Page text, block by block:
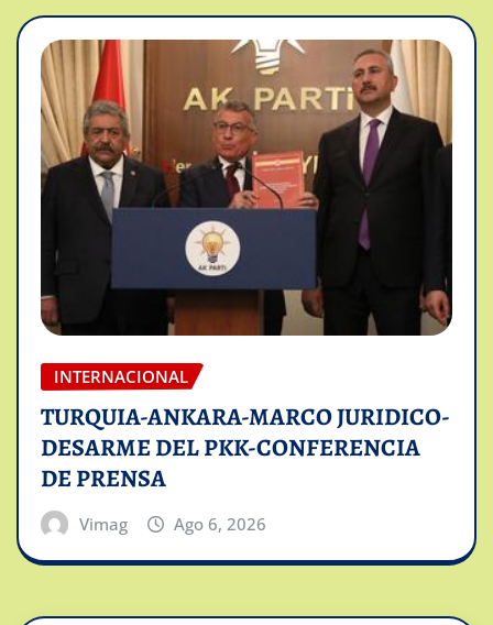
INTERNACIONAL
TURQUIA-ANKARA-MARCO JURIDICO-
DESARME DEL PKK-CONFERENCIA
DE PRENSA
Vimag Ago 6, 2026